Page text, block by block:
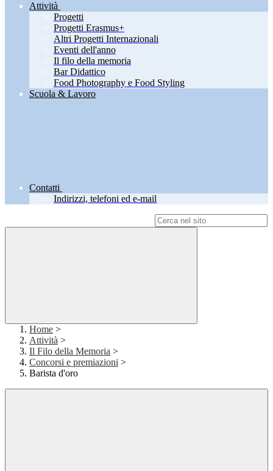
Attività
Progetti
Progetti Erasmus+
Altri Progetti Internazionali
Eventi dell'anno
Il filo della memoria
Bar Didattico
Food Photography e Food Styling
Scuola & Lavoro
Contatti
Indirizzi, telefoni ed e-mail
Home >
Attività >
Il Filo della Memoria >
Concorsi e premiazioni >
Barista d'oro